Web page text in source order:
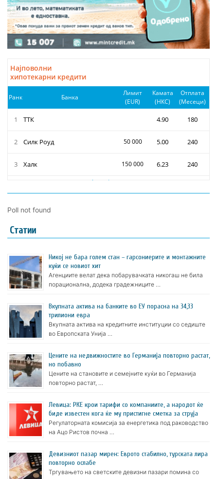
Poll not found
Статии
Никој не бара голем стан – гарсониерите и монтажните
куќи се новиот хит
Агенциите велат дека побарувачката никогаш не била
порационална, додека градежниците …
Вкупната актива на банките во ЕУ порасна на 34,33
трилиони евра
Вкупната актива на кредитните институции со седиште
во Европската Унија …
Цените на недвижностите во Германија повторно растат,
но побавно
Цените на становите и семејните куќи во Германија
повторно растат, …
Левица: РКЕ крои тарифи со компаниите, а народот ќе
биде известен кога ќе му пристигне сметка за струја
Регулаторната комисија за енергетика под раководство
на Ацо Ристов почна …
Девизниот пазар мирен: Еврото стабилно, турската лира
повторно ослабе
Тргувањето на светските девизни пазари помина со